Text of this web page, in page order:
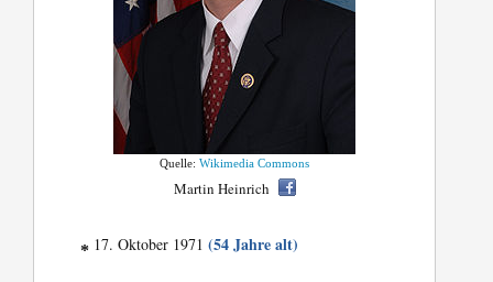
Quelle:Wikimedia Commons
Martin Heinrich
* 17. Oktober 1971(54 Jahre alt)